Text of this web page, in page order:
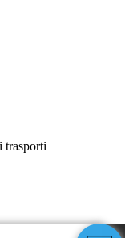
trasporti